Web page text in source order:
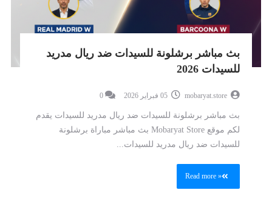
بث مباشر برشلونة للسيدات ضد ريال مدريد
للسيدات 2026
mobaryat.store
0
بث مباشر برشلونة للسيدات ضد ريال مدريد للسيدات يقدم
لكم موقع Mobaryat Store بث مباشر مباراة برشلونة
للسيدات ضد ريال مدريد للسيدات...
Read more »